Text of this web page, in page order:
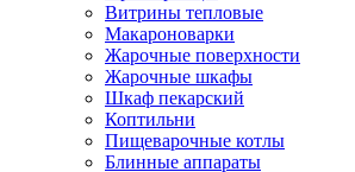
Витрины тепловые
Макароноварки
Жарочные поверхности
Жарочные шкафы
Шкаф пекарский
Коптильни
Пищеварочные котлы
Блинные аппараты